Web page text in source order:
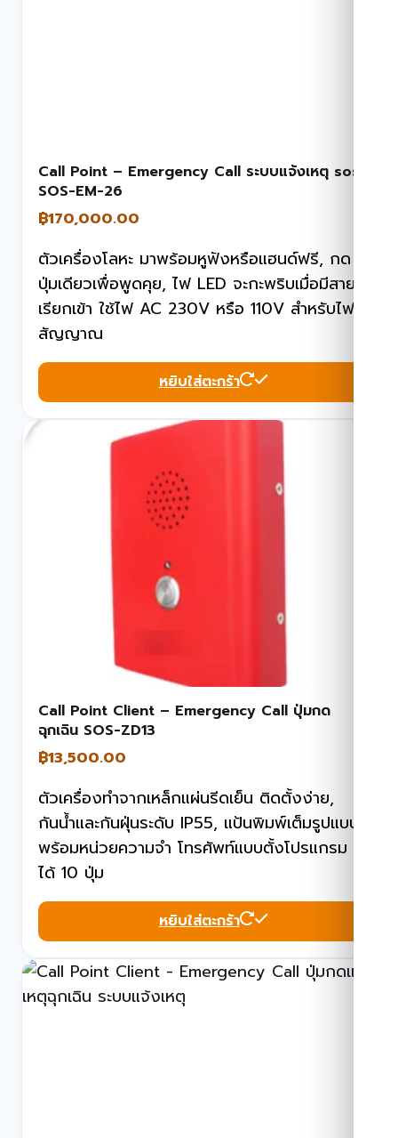
Call Point – Emergency Call ระบบแจ้งเหตุ sos
SOS-EM-26
฿170,000.00
ตัวเครื่องโลหะ มาพร้อมหูฟังหรือแฮนด์ฟรี, กด
ปุ่มเดียวเพื่อพูดคุย, ไฟ LED จะกะพริบเมื่อมีสาย
เรียกเข้า ใช้ไฟ AC 230V หรือ 110V สำหรับไฟ
สัญญาณ
หยิบใส่ตะกร้า
Call Point Client – Emergency Call ปุ่มกด
ฉุกเฉิน SOS-ZD13
฿13,500.00
ตัวเครื่องทำจากเหล็กแผ่นรีดเย็น ติดตั้งง่าย,
กันน้ำและกันฝุ่นระดับ IP55, แป้นพิมพ์เต็มรูปแบบ
พร้อมหน่วยความจำ โทรศัพท์แบบตั้งโปรแกรม
ได้ 10 ปุ่ม
หยิบใส่ตะกร้า